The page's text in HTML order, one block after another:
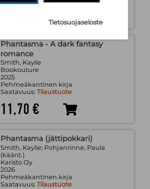
Phantasma - A dark fantasy
romance
Smith, Kaylie
Bookouture
2025
Pehmeäkantinen kirja
Saatavuus: Tilaustuote
11,70 €
Phantasma (jättipokkari)
Smith, Kaylie; Pohjanrinne, Paula
(käänt.)
Karisto Oy
2026
Pehmeäkantinen kirja
Saatavuus: Tilaustuote
Tietosuojaseloste